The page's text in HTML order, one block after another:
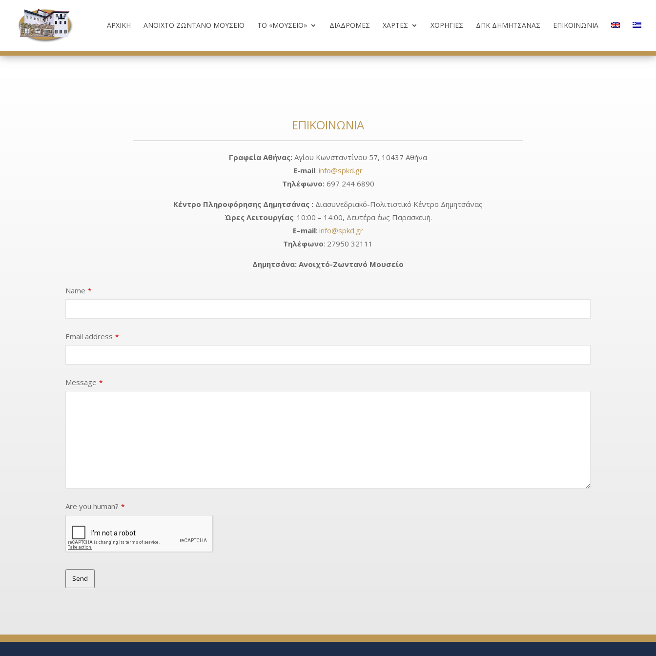
ΑΡΧΙΚΉ ΑΝΟΙΧΤΟ ΖΩΝΤΑΝΟ ΜΟΥΣΕΙΟ ΤΟ «ΜΟΥΣΕΊΟ» ΔΙΑΔΡΟΜΈΣ ΧΑΡΤΕΣ ΧΟΡΗΓΊΕΣ ΔΠΚ ΔΗΜΗΤΣΆΝΑΣ ΕΠΙΚΟΙΝΩΝΊΑ
ΕΠΙΚΟΙΝΩΝΊΑ
Γραφεία Αθήνας: Αγίου Κωνσταντίνου 57, 10437 Αθήνα
E-mail: info@spkd.gr
Τηλέφωνο: 697 244 6890
Κέντρο Πληροφόρησης Δημητσάνας : Διασυνεδριακό-Πολιτιστικό Κέντρο Δημητσάνας
Ώρες Λειτουργίας: 10:00 – 14:00, Δευτέρα έως Παρασκευή.
E–mail: info@spkd.gr
Τηλέφωνο: 27950 32111
Δημητσάνα: Ανοιχτό-Ζωντανό Μουσείο
Name *
Email address *
Message *
Are you human? *
Send
be